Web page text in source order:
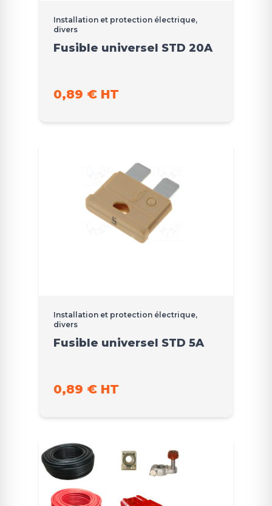
Installation et protection électrique,
divers
Fusible universel STD 20A
0,89 € HT
Installation et protection électrique,
divers
Fusible universel STD 5A
0,89 € HT